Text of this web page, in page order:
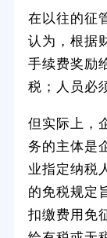
在以往的征
认为，根据
手续费奖励
税；人员必
但实际上，
务的主体是
业指定纳税
的免税规定
扣缴费用免